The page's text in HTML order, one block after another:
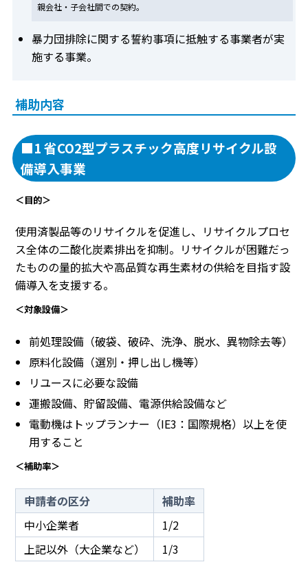
親会社・子会社間での契約。
暴力団排除に関する誓約事項に抵触する事業者が実
施する事業。
補助内容
■1 省CO2型プラスチック高度リサイクル設
備導入事業
＜目的＞
使用済製品等のリサイクルを促進し、リサイクルプロセ
ス全体の二酸化炭素排出を抑制。リサイクルが困難だっ
たものの量的拡大や高品質な再生素材の供給を目指す設
備導入を支援する。
＜対象設備＞
前処理設備（破袋、破砕、洗浄、脱水、異物除去等）
原料化設備（選別・押し出し機等）
リユースに必要な設備
運搬設備、貯留設備、電源供給設備など
電動機はトップランナー（IE3：国際規格）以上を使
用すること
＜補助率＞
申請者の区分
補助率
中小企業者
1/2
上記以外（大企業など）
1/3